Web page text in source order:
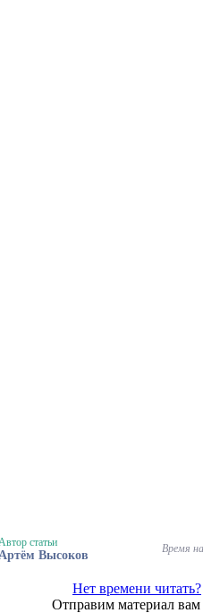
статьи
Артём Высоков Время
Нет времени читать?
Отправим материал вам